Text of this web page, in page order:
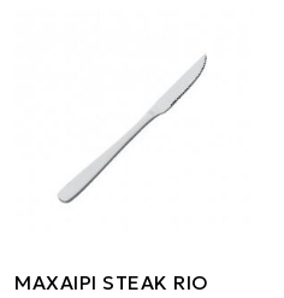
ΜΑΧΑΙΡΙ STEAK RIO